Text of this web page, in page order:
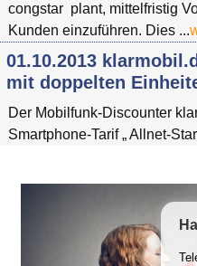
congstar plant, mittelfristig
Kunden einzuführen. Dies ...
01.10.2013
mit doppelten
Der Mobilfunk-Discounter
Smartphone-Tarif „ Allnet-